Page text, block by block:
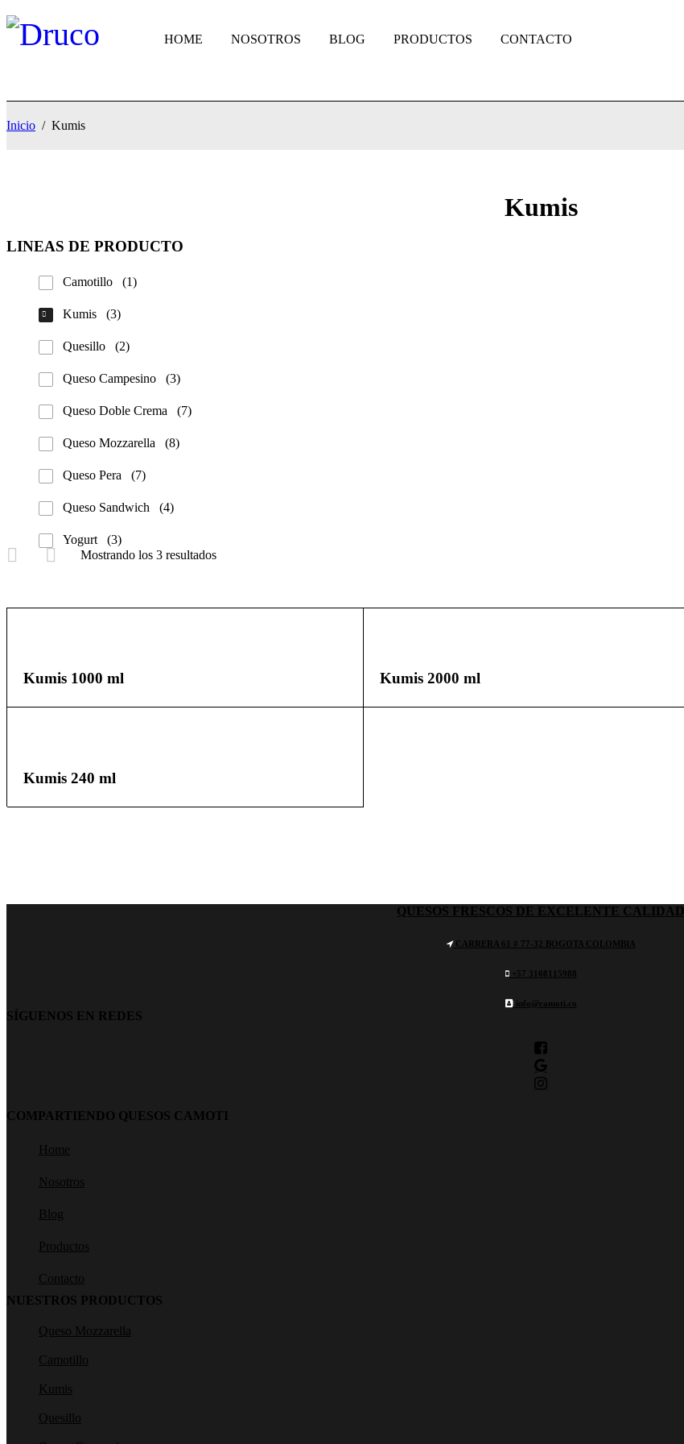
HOME NOSOTROS BLOG PRODUCTOS CONTACTO
Kumis
Inicio / Kumis
LINEAS DE PRODUCTO
Camotillo (1)
Kumis (3)
Quesillo (2)
Queso Campesino (3)
Queso Doble Crema (7)
Queso Mozzarella (8)
Queso Pera (7)
Queso Sandwich (4)
Yogurt
(3)
Mostrando los 3 resultados
Kumis 1000 ml Kumis 2000 ml
Kumis 240 ml
QUESOS FRESCOS DE EXCELENTE CALIDAD
CARRERA 61 # 77-32 BOGOTA COLOMBIA
+57 3108115988
info@camoti.co
SÍGUENOS EN REDES
COMPARTIENDO QUESOS CAMOTI
Home
Nosotros
Blog
Productos
Contacto
NUESTROS PRODUCTOS
Queso Mozzarella
Camotillo
Kumis
Quesillo